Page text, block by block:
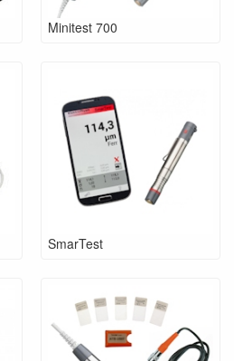
Minitest 700
SmarTest